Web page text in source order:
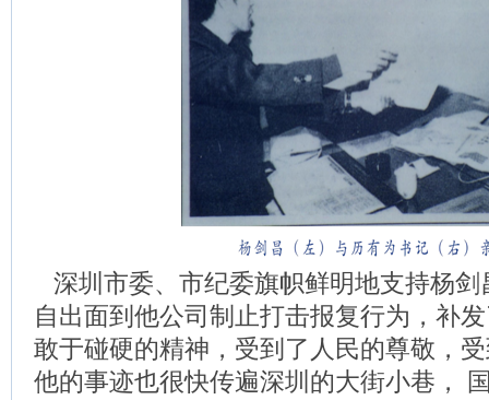
深圳市委、市纪委旗帜鲜明地支持杨剑
自出面到他公司制止打击报复行为，补
敢于碰硬的精神，受到了人民的尊敬，
他的事迹也很快传遍深圳的大街小巷，